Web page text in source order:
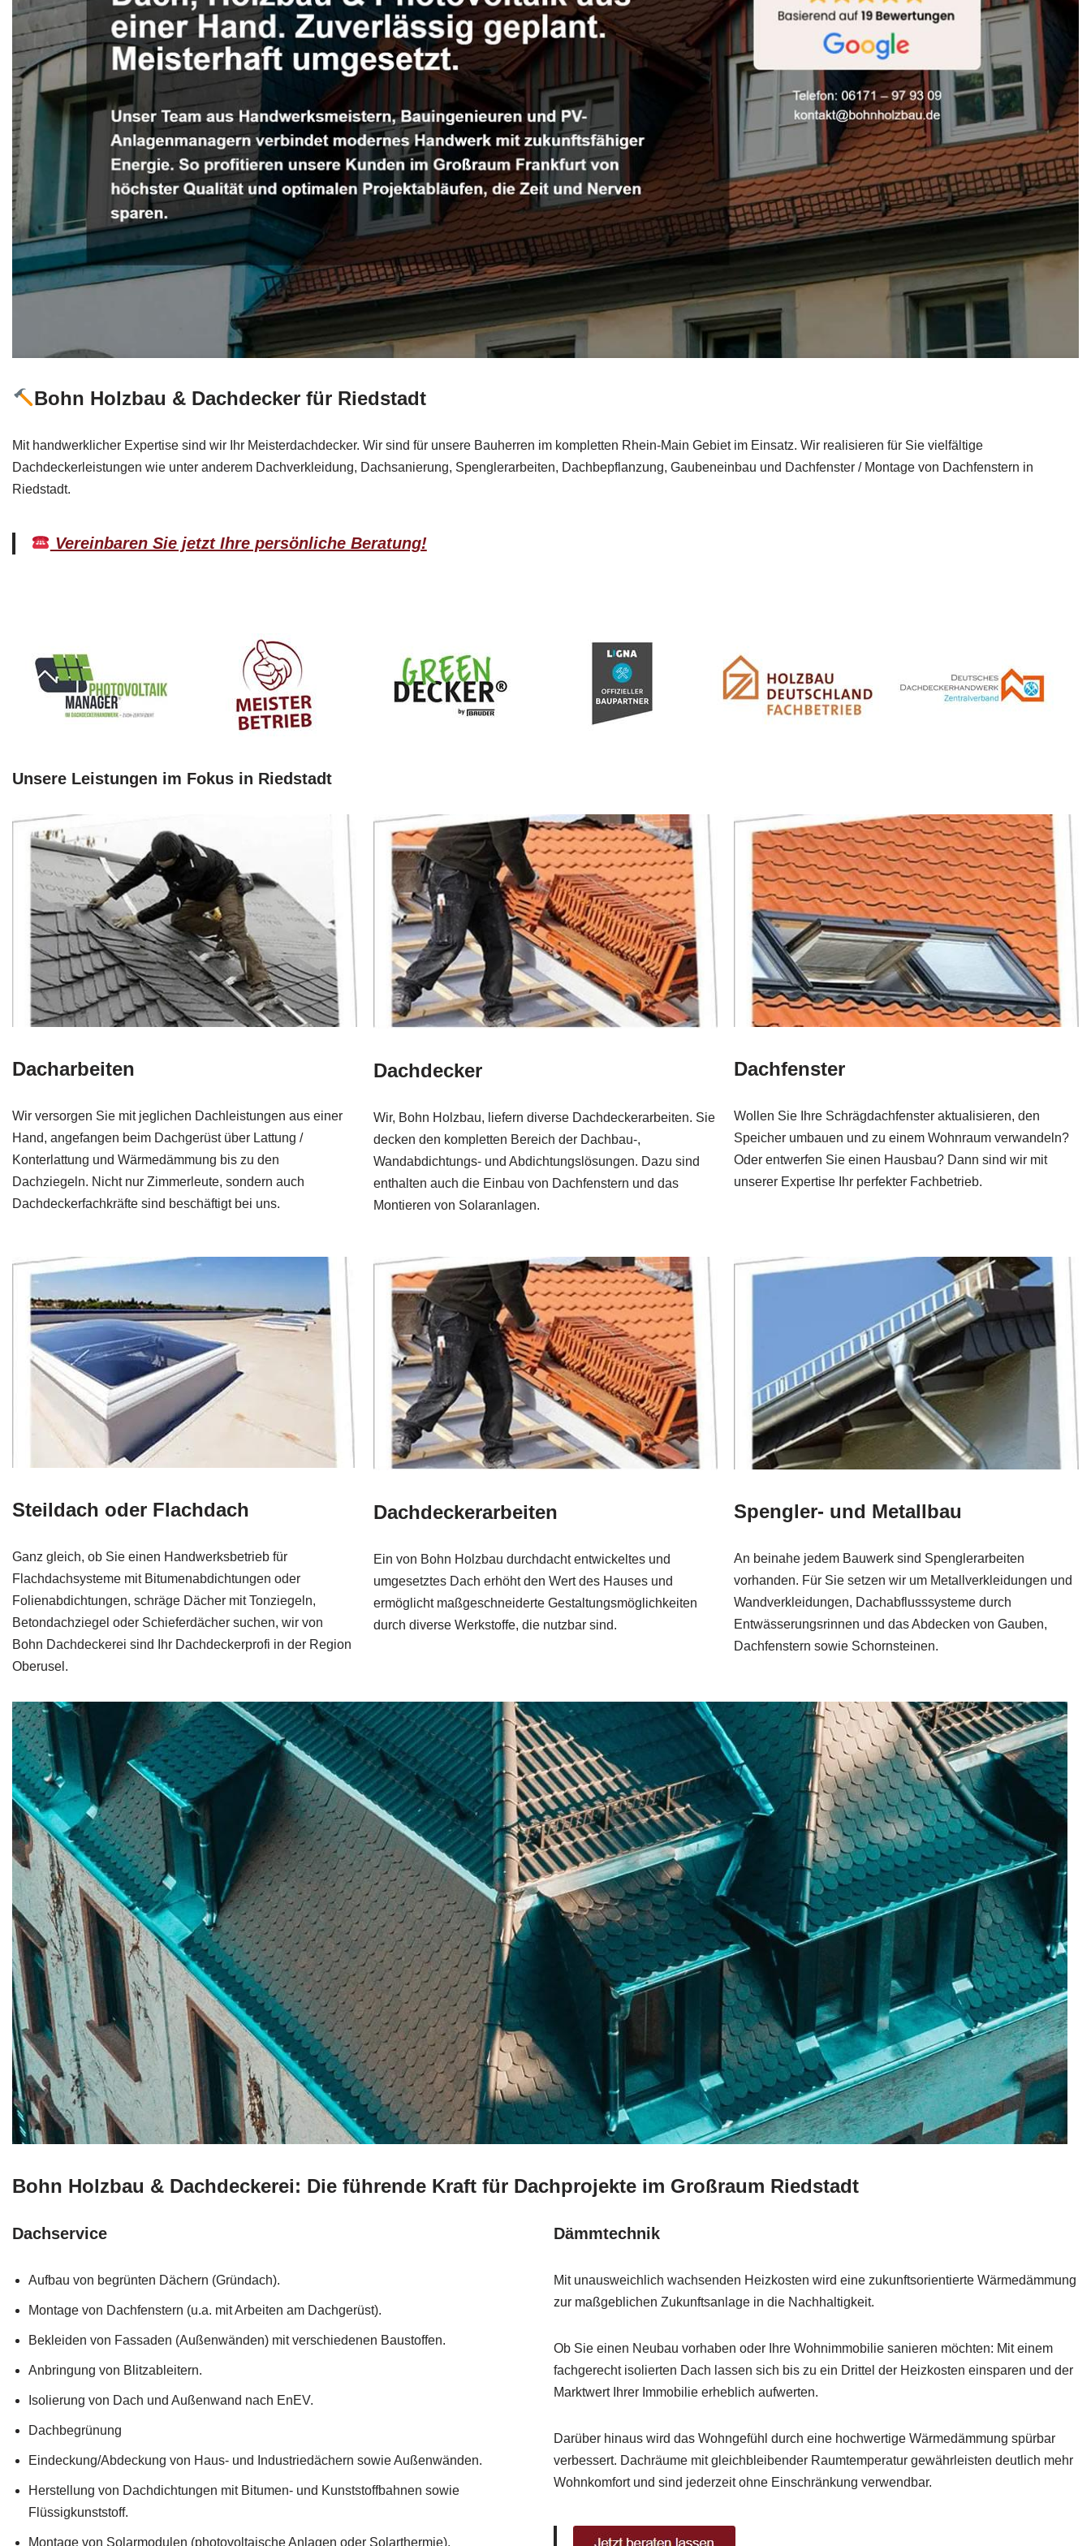
Bohn Holzbau & Dachdecker für Riedstadt
Mit handwerklicher Expertise sind wir Ihr Meisterdachdecker. Wir sind für unsere Bauherren im kompletten Rhein-Main Gebiet im Einsatz. Wir realisieren für Sie vielfältige
Dachdeckerleistungen wie unter anderem Dachverkleidung, Dachsanierung, Spenglerarbeiten, Dachbepflanzung, Gaubeneinbau und Dachfenster / Montage von Dachfenstern in
Riedstadt.
Vereinbaren Sie jetzt Ihre persönliche Beratung!
Unsere Leistungen im Fokus in Riedstadt
Dacharbeiten
Wir versorgen Sie mit jeglichen Dachleistungen aus einer
Hand, angefangen beim Dachgerüst über Lattung /
Konterlattung und Wärmedämmung bis zu den
Dachziegeln. Nicht nur Zimmerleute, sondern auch
Dachdeckerfachkräfte sind beschäftigt bei uns.
Dachdecker
Wir, Bohn Holzbau, liefern diverse Dachdeckerarbeiten. Sie
decken den kompletten Bereich der Dachbau-,
Wandabdichtungs- und Abdichtungslösungen. Dazu sind
enthalten auch die Einbau von Dachfenstern und das
Montieren von Solaranlagen.
Dachfenster
Wollen Sie Ihre Schrägdachfenster aktualisieren, den
Speicher umbauen und zu einem Wohnraum verwandeln?
Oder entwerfen Sie einen Hausbau? Dann sind wir mit
unserer Expertise Ihr perfekter Fachbetrieb.
Steildach oder Flachdach
Ganz gleich, ob Sie einen Handwerksbetrieb für
Flachdachsysteme mit Bitumenabdichtungen oder
Folienabdichtungen, schräge Dächer mit Tonziegeln,
Betondachziegel oder Schieferdächer suchen, wir von
Bohn Dachdeckerei sind Ihr Dachdeckerprofi in der Region
Oberusel.
Dachdeckerarbeiten
Ein von Bohn Holzbau durchdacht entwickeltes und
umgesetztes Dach erhöht den Wert des Hauses und
ermöglicht maßgeschneiderte Gestaltungsmöglichkeiten
durch diverse Werkstoffe, die nutzbar sind.
Spengler- und Metallbau
An beinahe jedem Bauwerk sind Spenglerarbeiten
vorhanden. Für Sie setzen wir um Metallverkleidungen und
Wandverkleidungen, Dachabflusssysteme durch
Entwässerungsrinnen und das Abdecken von Gauben,
Dachfenstern sowie Schornsteinen.
Bohn Holzbau & Dachdeckerei: Die führende Kraft für Dachprojekte im Großraum Riedstadt
Dachservice
Aufbau von begrünten Dächern (Gründach).
Montage von Dachfenstern (u.a. mit Arbeiten am Dachgerüst).
Bekleiden von Fassaden (Außenwänden) mit verschiedenen Baustoffen.
Anbringung von Blitzableitern.
Isolierung von Dach und Außenwand nach EnEV.
Dachbegrünung
Eindeckung/Abdeckung von Haus- und Industriedächern sowie Außenwänden.
Herstellung von Dachdichtungen mit Bitumen- und Kunststoffbahnen sowie
Flüssigkunststoff.
Montage von Solarmodulen (photovoltaische Anlagen oder Solarthermie).
Dämmtechnik
Mit unausweichlich wachsenden Heizkosten wird eine zukunftsorientierte Wärmedämmung
zur maßgeblichen Zukunftsanlage in die Nachhaltigkeit.
Ob Sie einen Neubau vorhaben oder Ihre Wohnimmobilie sanieren möchten: Mit einem
fachgerecht isolierten Dach lassen sich bis zu ein Drittel der Heizkosten einsparen und der
Marktwert Ihrer Immobilie erheblich aufwerten.
Darüber hinaus wird das Wohngefühl durch eine hochwertige Wärmedämmung spürbar
verbessert. Dachräume mit gleichbleibender Raumtemperatur gewährleisten deutlich mehr
Wohnkomfort und sind jederzeit ohne Einschränkung verwendbar.